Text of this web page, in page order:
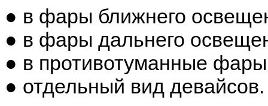
● в фары ближнего
● в фары дальнего
● в противотуманные
● отдельный вид девайсов.